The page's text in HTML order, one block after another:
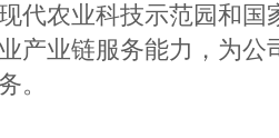
代农业科技示范园和国
产业链服务能力，为
。